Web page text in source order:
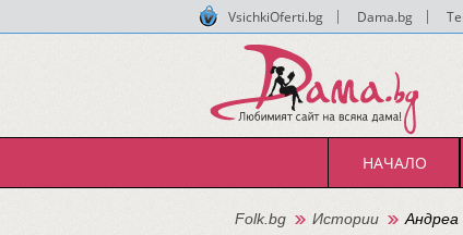
VsichkiOferti.bg Dama.bg
НАЧАЛО
Folk.bg Истории Андреа